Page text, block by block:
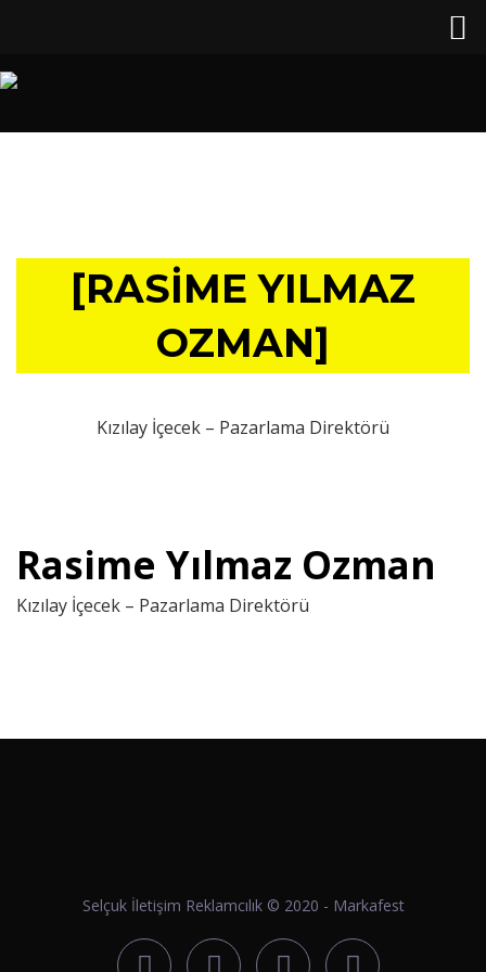
[RASIME YILMAZ
OZMAN]
Kızılay İçecek – Pazarlama Direktörü
Rasime Yılmaz Ozman
Kızılay İçecek – Pazarlama Direktörü
Selçuk İletişim Reklamcılık © 2020 - Markafest